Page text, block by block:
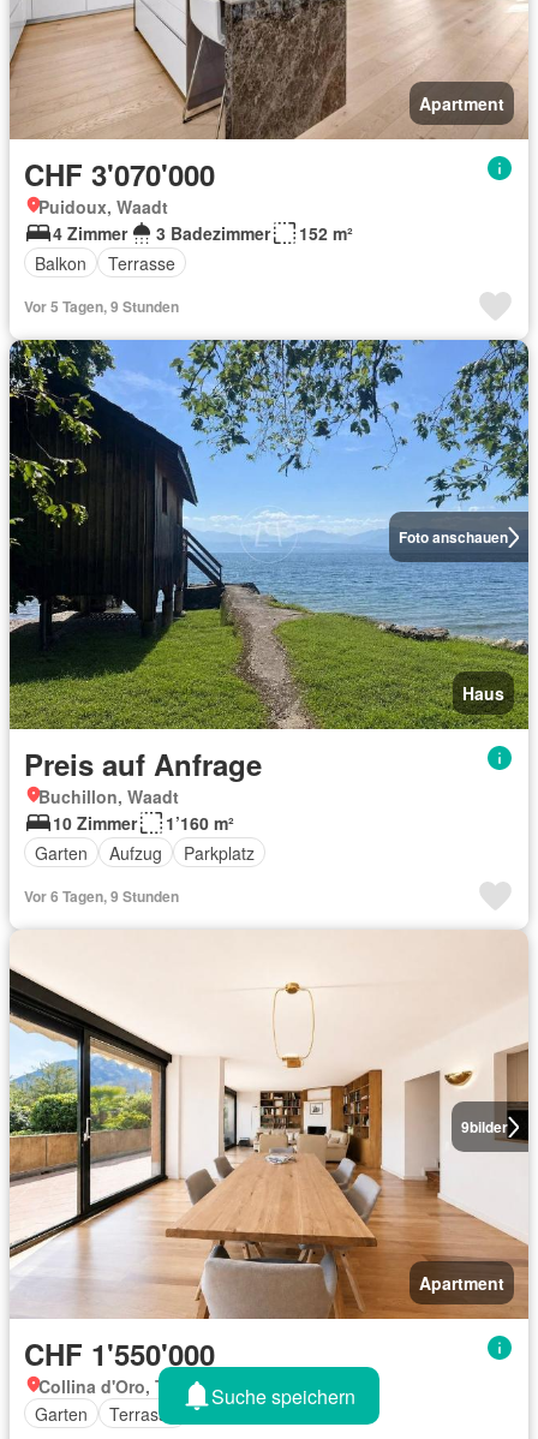
Apartment
CHF 3'070'000
Puidoux, Waadt
4 Zimmer
3 Badezimmer
152 m²
Balkon
Terrasse
Vor 5 Tagen, 9 Stunden
Foto anschauen
Haus
Preis auf Anfrage
Buchillon, Waadt
10 Zimmer
1’160 m²
Garten
Aufzug Parkplatz
Vor 6 Tagen, 9 Stunden
9bilder
Apartment
CHF 1'550'000
Collina d'Oro, Tessin
Garten
Terrasse
Suche speichern